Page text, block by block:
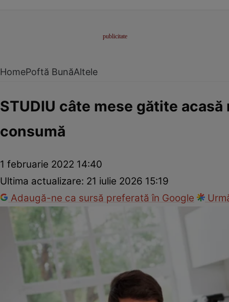
HomePoftă BunăAltele
STUDIU câte mese gătite
consumă
1 februarie 2022 14:40
Ultima actualizare: 21 iulie 2026 15:19
Adaugă-ne ca sursă preferată în Google